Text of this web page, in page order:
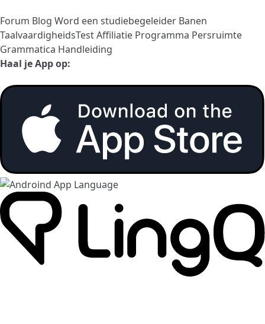
Forum Blog Word een studiebegeleider Banen
TaalvaardigheidsTestAffiliatie Programma Persruimte
Grammatica Handleiding
Haal je App op: